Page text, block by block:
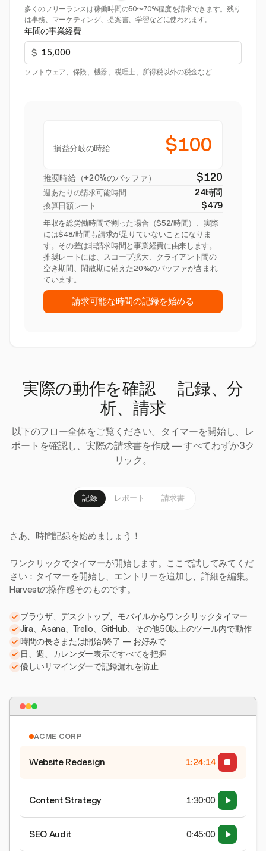
多くのフリーランスは稼働時間の50〜70%程度を請求できます。残り
は事務、マーケティング、提案書、学習などに使われます。
年間の事業経費
$
ソフトウェア、保険、機器、税理士、所得税以外の税金など
損益分岐の時給 $100
推奨時給（+20%のバッファ） $120
週あたりの請求可能時間 24時間
換算日額レート $479
年収を総労働時間で割った場合（$52/時間）、実際
には$48/時間も請求が足りていないことになりま
す。その差は非請求時間と事業経費に由来します。
推奨レートには、スコープ拡大、クライアント間の
空き期間、閑散期に備えた20%のバッファが含まれ
ています。
請求可能な時間の記録を始める
実際の動作を確認 — 記録、分
析、請求
以下のフロー全体をご覧ください。タイマーを開始し、レ
ポートを確認し、実際の請求書を作成 — すべてわずか3ク
リック。
記録 レポート 請求書
さあ、時間記録を始めましょう！
ワンクリックでタイマーが開始します。ここで試してみてくだ
さい：タイマーを開始し、エントリーを追加し、詳細を編集。
Harvestの操作感そのものです。
ブラウザ、デスクトップ、モバイルからワンクリックタイマー
Jira、Asana、Trello、GitHub、その他50以上のツール内で動作
時間の長さまたは開始/終了 — お好みで
日、週、カレンダー表示ですべてを把握
優しいリマインダーで記録漏れを防止
ACME CORP
Website Redesign 1:24:15
Content Strategy 1:30:00
SEO Audit 0:45:00